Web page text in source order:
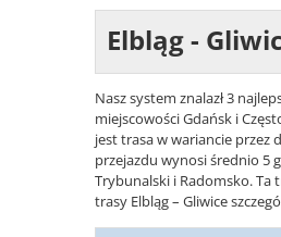
Elbląg -
Nasz system znalazł 3
miejscowości Gdańsk i
jest trasa w wariancie przez
przejazdu wynosi średnio 5
Trybunalski i Radomsko. Ta
trasy Elbląg – Gliwice